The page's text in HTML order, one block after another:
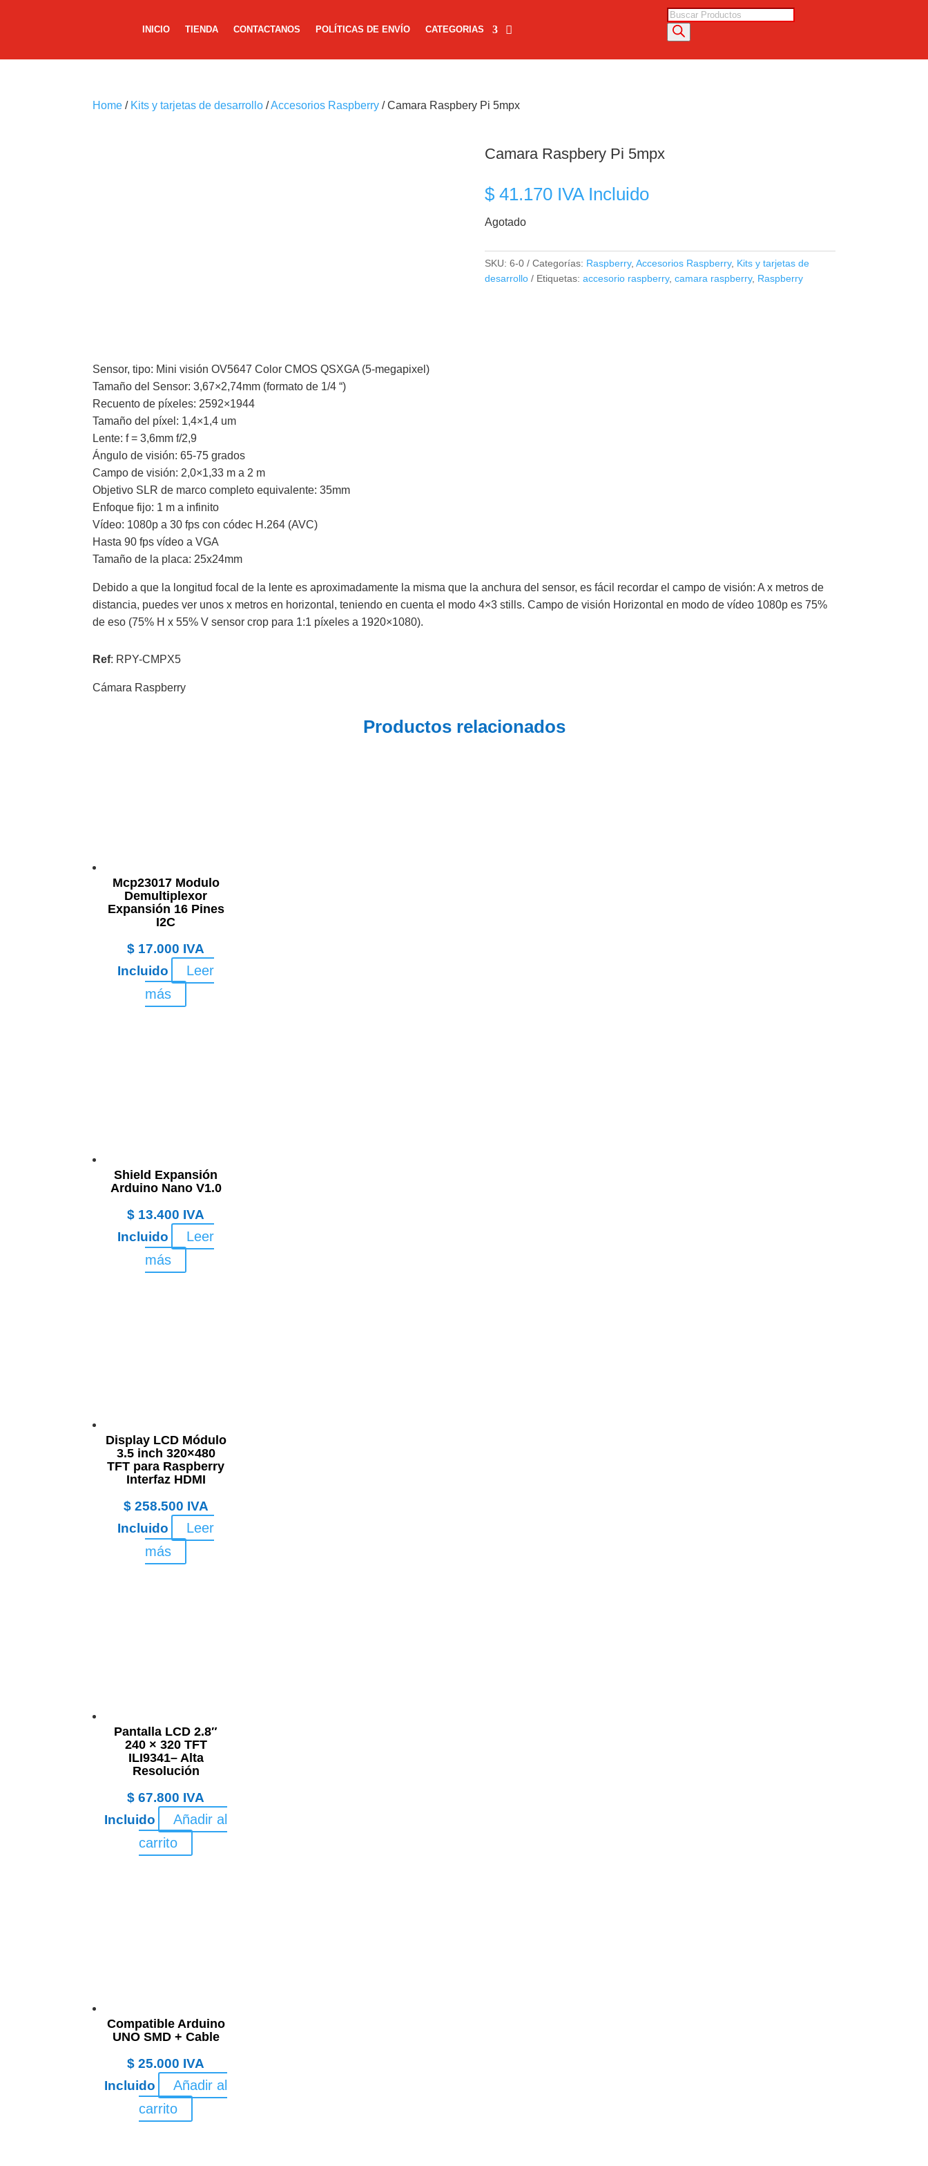
INICIO TIENDA CONTACTANOS POLÍTICAS DE ENVÍO CATEGORIAS
Búsqueda
de
Home / Kits y tarjetas de desarrollo /Accesorios Raspberry / Camara Raspbery Pi 5mpx
Camara Raspbery Pi 5mpx
$41.170 IVA Incluido
Agotado
SKU: 6-0 Categorías: Raspberry, Accesorios Raspberry, Kits y tarjetas de
desarrollo
Etiquetas: accesorio raspberry, camara raspberry, Raspberry
Sensor, tipo: Mini visión OV5647 Color CMOS QSXGA (5-megapixel)
Tamaño del Sensor: 3,67×2,74mm (formato de 1/4 “)
Recuento de píxeles: 2592×1944
Tamaño del píxel: 1,4×1,4 um
Lente: f = 3,6mm f/2,9
Ángulo de visión: 65-75 grados
Campo de visión: 2,0×1,33 m a 2 m
Objetivo SLR de marco completo equivalente: 35mm
Enfoque fijo: 1 m a infinito
Vídeo: 1080p a 30 fps con códec H.264 (AVC)
Hasta 90 fps vídeo a VGA
Tamaño de la placa: 25x24mm
Debido a que la longitud focal de la lente es aproximadamente la misma que la anchura del sensor, es fácil recordar el campo de visión: A x metros de
distancia, puedes ver unos x metros en horizontal, teniendo en cuenta el modo 4×3 stills. Campo de visión Horizontal en modo de vídeo 1080p es 75%
de eso (75% H x 55% V sensor crop para 1:1 píxeles a 1920×1080).
Ref: RPY-CMPX5
Cámara Raspberry
Productos relacionados
Mcp23017 Modulo
Demultiplexor
Expansión 16 Pines
I2C
$ 17.000 IVA
Incluido
Leer
más
Shield Expansión
Arduino Nano V1.0
$ 13.400 IVA
Incluido
Leer
más
Display LCD Módulo
3.5 inch 320×480
TFT para Raspberry
Interfaz HDMI
$258.500 IVA
Incluido
Leer
más
Pantalla LCD 2.8″
240 × 320 TFT
ILI9341– Alta
Resolución
$ 67.800 IVA
Incluido
Añadir al
carrito
Compatible Arduino
UNO SMD + Cable
$ 25.000 IVA
Incluido
Añadir al
carrito